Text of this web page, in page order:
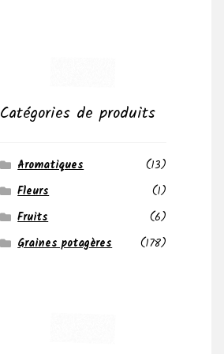
Catégories de produits
Aromatiques
(13)
Fleurs
(1)
Fruits
(6)
Graines potagères
(178)